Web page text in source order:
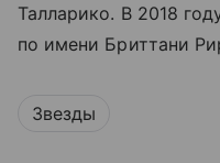
Талларико. В 2018
по имени Бриттани
Звезды